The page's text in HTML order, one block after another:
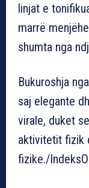
linjat e
marrë
shumta nga
Bukuroshja
saj elegante
virale, duket
aktivitetit fizik
fizike./